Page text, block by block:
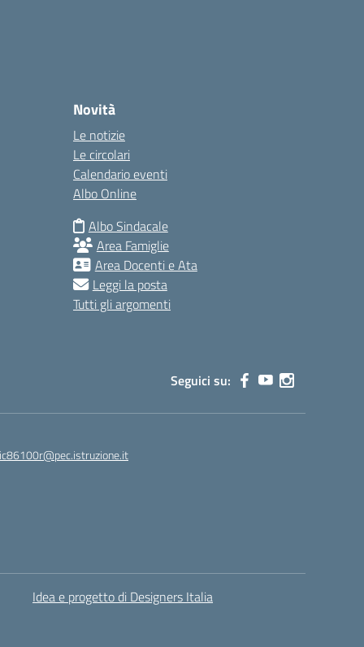
Novità
Le notizie
Le circolari
Calendario eventi
Albo Online
Albo Sindacale
Area Famiglie
Area Docenti e Ata
Leggi la posta
Tutti gli argomenti
Seguici su:
Idea e progetto di Designers Italia